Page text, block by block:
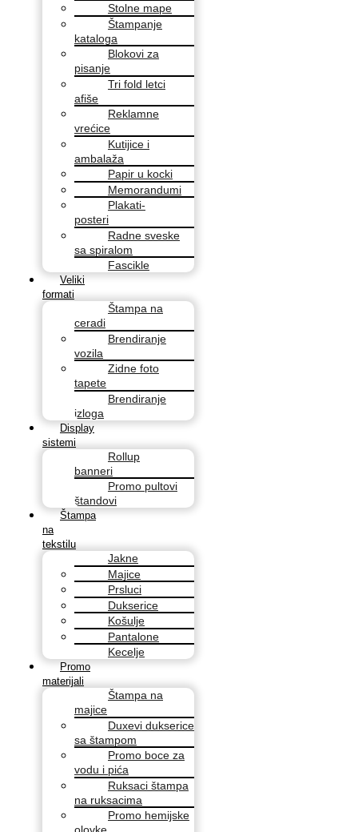
Stolne mape
Štampanje
kataloga
Blokovi za
pisanje
Tri fold letci
afiše
Reklamne
vrećice
Kutijice i
ambalaža
Papir u kocki
Memorandumi
Plakati-
posteri
Radne sveske
sa spiralom
Fascikle
Veliki
formati
Štampa na
ceradi
Brendiranje
vozila
Zidne foto
tapete
Brendiranje
izloga
Display
sistemi
Rollup
banneri
Promo pultovi
štandovi
Štampa
na
tekstilu
Jakne
Majice
Prsluci
Dukserice
Košulje
Pantalone
Kecelje
Promo
materijali
Štampa na
majice
Duxevi dukserice
sa štampom
Promo boce za
vodu i pića
Ruksaci štampa
na ruksacima
Promo hemijske